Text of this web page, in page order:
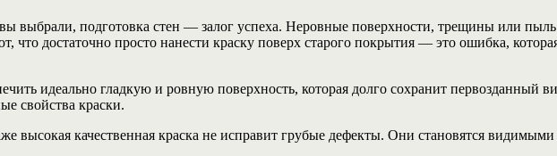
выбрали, подготовка стен — залог успеха. Неровные поверхности, трещины или
достаточно просто нанести краску поверх старого покрытия — это ошибка,
идеально гладкую и ровную поверхность, которая долго сохранит первозданный
свойства краски.
высокая качественная краска не исправит грубые дефекты. Они становятся